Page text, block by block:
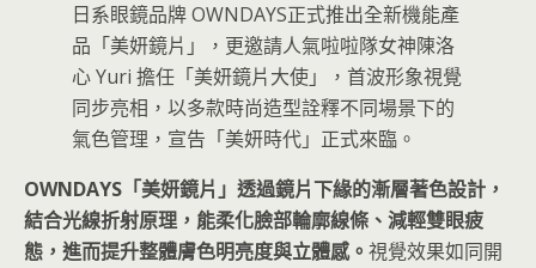
日系眼鏡品牌 OWNDAYS正式推出全新機能產
品「美妍鏡片」，更邀請人氣啦啦隊女神陳洛
心 Yuri 擔任「美妍鏡片大使」，首波形象視覺
同步亮相，以多款時尚造型詮釋不同場景下的
氣色管理，宣告「美妍時代」正式來臨。
OWNDAYS「美妍鏡片」透過鏡片下緣的漸層著色設計，
結合光線折射原理，能柔化臉部輪廓線條、減輕雙眼疲
態，進而提升整體膚色明亮度與立體感。 視覺效果如同開